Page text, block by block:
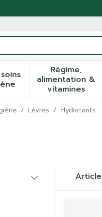
le sous-menu
Régime,
alimentation &
vitamines
Afficher
/ Lèvres / Hydratants